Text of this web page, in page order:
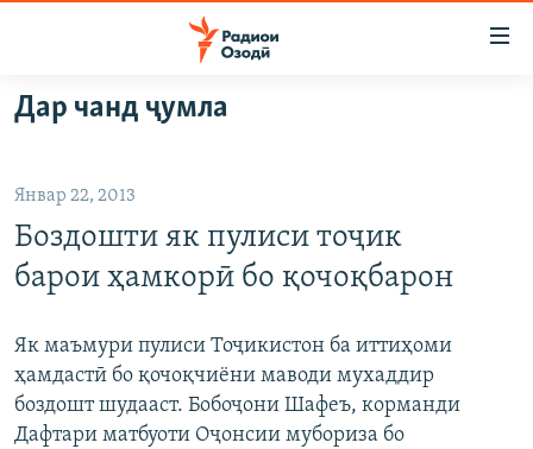
Ҷаҳиш
ба
аслӣ
Ҷаҳиш
ба
феҳристи
Ҷаҳиш
ҷустор
ГӮШАҲО
ҶОМЕА
ҚАЗИЯИ "КРОКУС"
ОСИЁИ МАРКАЗӢ
ФАРҲАНГ
МЕҲМОНИ ОЗОДӢ
РӮЗГОРИ МУҲОҶИР
САЛОМ, ХОҲАР
ТАҲҚИҚОТ
ҶАНГ ДАР УКРАИНА
НАЗАРИ МАРДУМ
БЛОГИСТОН
ЧАНДРАСОНАӢ
Дар чанд ҷумла
Январ 22, 2013
Боздошти як пулиси тоҷик
барои ҳамкорӣ бо қочоқбарон
Як маъмури пулиси Тоҷикистон ба иттиҳоми
ҳамдастӣ бо қочоқчиёни маводи мухаддир
боздошт шудааст. Бобоҷони Шафеъ, корманди
Дафтари матбуоти Оҷонсии мубориза бо